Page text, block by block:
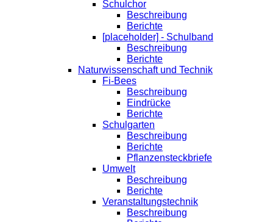
Schulchor
Beschreibung
Berichte
[placeholder] - Schulband
Beschreibung
Berichte
Naturwissenschaft und Technik
Fi-Bees
Beschreibung
Eindrücke
Berichte
Schulgarten
Beschreibung
Berichte
Pflanzensteckbriefe
Umwelt
Beschreibung
Berichte
Veranstaltungstechnik
Beschreibung